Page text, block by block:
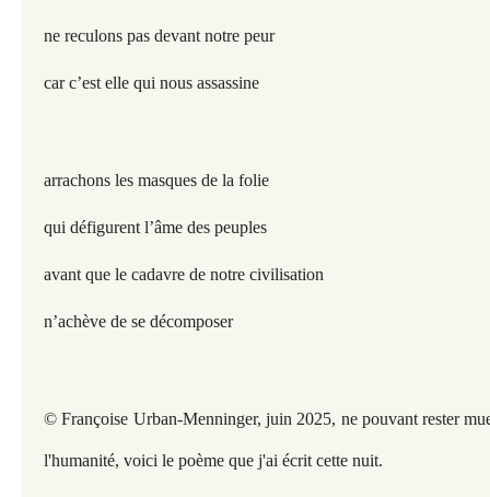
ne reculons pas devant notre peur
car c’est elle qui nous assassine
arrachons les masques de la folie
qui défigurent l’âme des peuples
avant que le cadavre de notre civilisation
n’achève de se décomposer
© Françoise Urban-Menninger, juin 2025, ne pouvant rester
l'humanité, voici le poème que j'ai écrit cette nuit.